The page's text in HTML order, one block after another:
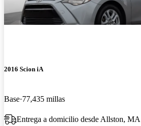
2016 Scion iA
Base 77,435 millas
Entrega a domicilio desde Allston, MA